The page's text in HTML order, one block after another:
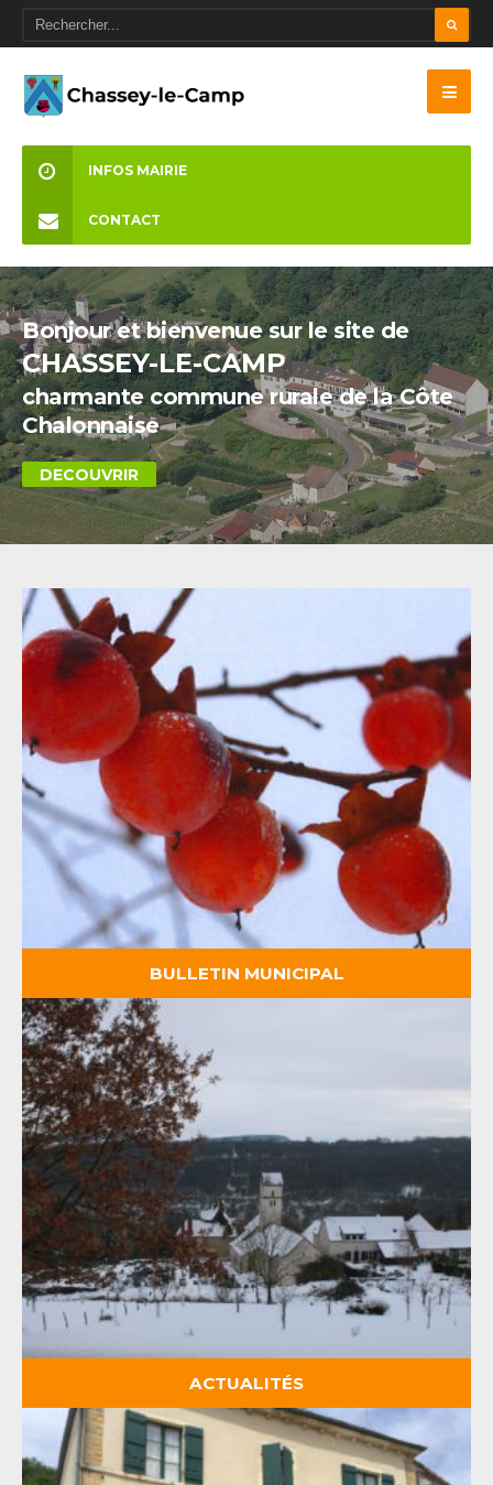
INFOS MAIRIE
CONTACT
Bonjour et bienvenue sur le site de
CHASSEY-LE-CAMP
charmante commune rurale de la Côte
Chalonnaise
DECOUVRIR
DECOUVRIR
BULLETIN MUNICIPAL
ACTUALITÉS